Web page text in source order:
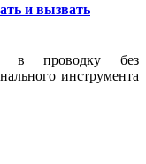
и вызвать
в проводку без
инструмента